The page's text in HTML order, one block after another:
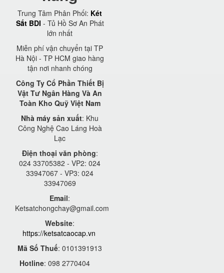
Trung Tâm Phân Phối: Két
Sắt BDI - Tủ Hồ Sơ An Phát
lớn nhất
Miễn phí vận chuyển tại TP
Hà Nội - TP HCM giao hàng
tận nơi nhanh chóng
Công Ty Cổ Phần Thiết Bị
Vật Tư Ngân Hàng Và An
Toàn Kho Quỹ Việt Nam
Nhà máy sản xuất: Khu
Công Nghệ Cao Láng Hoà
Lạc
Điện thoại văn phòng:
024 33705382 - VP2: 024
33947067 - VP3: 024
33947069
Email:
Ketsatchongchay@gmail.com
Website:
https://ketsatcaocap.vn
Mã Số Thuế: 0101391913
Hotline: 098 2770404